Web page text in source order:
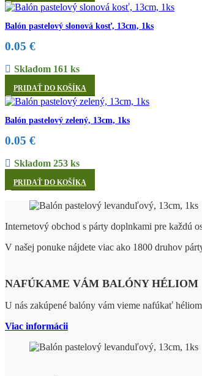
Balón pastelový slonová kosť, 13cm, 1ks
0.05 €
Skladom 161 ks
PRIDAŤ DO KOŠÍKA
Balón pastelový zelený, 13cm, 1ks
0.05 €
Skladom 253 ks
PRIDAŤ DO KOŠÍKA
Internetový obchod s párty doplnkami pre každú
V našej ponuke nájdete viac ako 1800 druhov
NAFÚKAME VÁM BALÓNY HÉLIOM
U nás zakúpené balóny vám vieme nafúkať
Viac informácii